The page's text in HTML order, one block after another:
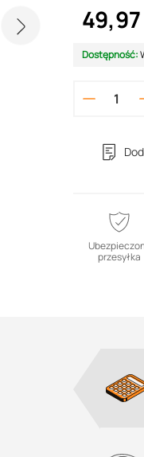
49,97
Dostępność:
przesyłka